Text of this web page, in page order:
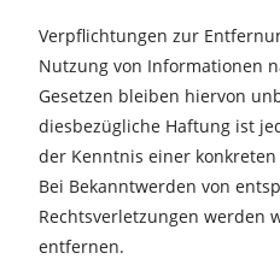
Verpflichtungen zur
Nutzung von Informationen
Gesetzen bleiben hiervon
diesbezügliche Haftung ist
der Kenntnis einer
Bei Bekanntwerden von
Rechtsverletzungen werden
entfernen.